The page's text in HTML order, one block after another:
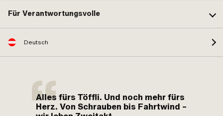
Für Verantwortungsvolle
Deutsch
Alles fürs Töffli. Und noch mehr fürs
Herz. Von Schrauben bis Fahrtwind –